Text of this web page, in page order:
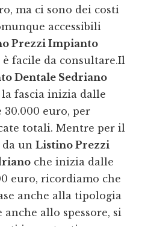
ma ci sono dei costi
accessibili
Prezzi Impianto
è facile da consultare.Il
Dentale Sedriano
fascia inizia dalle
euro, per
totali. Mentre per il
da unListino Prezzi
che inizia dalle
euro, ricordiamo che
anche alla tipologia
allo spessore, si